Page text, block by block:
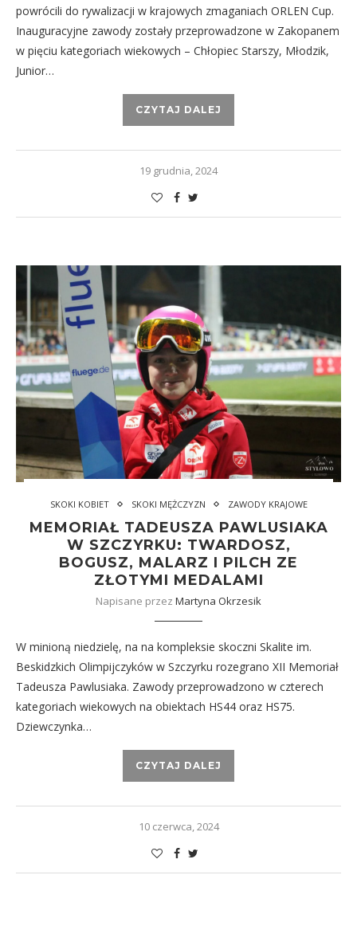
powrócili do rywalizacji w krajowych zmaganiach ORLEN Cup.
Inauguracyjne zawody zostały przeprowadzone w Zakopanem
w pięciu kategoriach wiekowych – Chłopiec Starszy, Młodzik,
Junior…
CZYTAJ DALEJ
19 grudnia, 2024
SKOKI KOBIET SKOKI MĘŻCZYZN ZAWODY KRAJOWE
MEMORIAŁ TADEUSZA PAWLUSIAKA
W SZCZYRKU: TWARDOSZ,
BOGUSZ, MALARZ I PILCH ZE
ZŁOTYMI MEDALAMI
Napisane przez Martyna Okrzesik
W minioną niedzielę, na na kompleksie skoczni Skalite im.
Beskidzkich Olimpijczyków w Szczyrku rozegrano XII Memoriał
Tadeusza Pawlusiaka. Zawody przeprowadzono w czterech
kategoriach wiekowych na obiektach HS44 oraz HS75.
Dziewczynka…
CZYTAJ DALEJ
10 czerwca, 2024